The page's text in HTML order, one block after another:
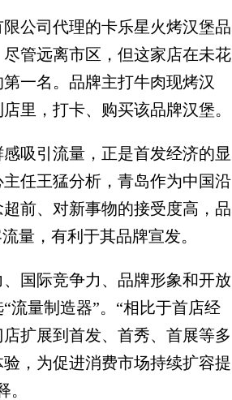
公司代理的卡乐星火烤汉堡品
管远离市区，但这家店在未花
一名。品牌主打牛肉现烤汉
里，打卡、购买该品牌汉堡。
吸引流量，正是首发经济的显
任王猛分析，青岛作为中国沿
前、对新事物的接受度高，品
量，有利于其品牌宣发。
国际竞争力、品牌形象和开放
流量制造器”。“相比于首店经
扩展到首发、首秀、首展等多
，为促进消费市场持续扩容提